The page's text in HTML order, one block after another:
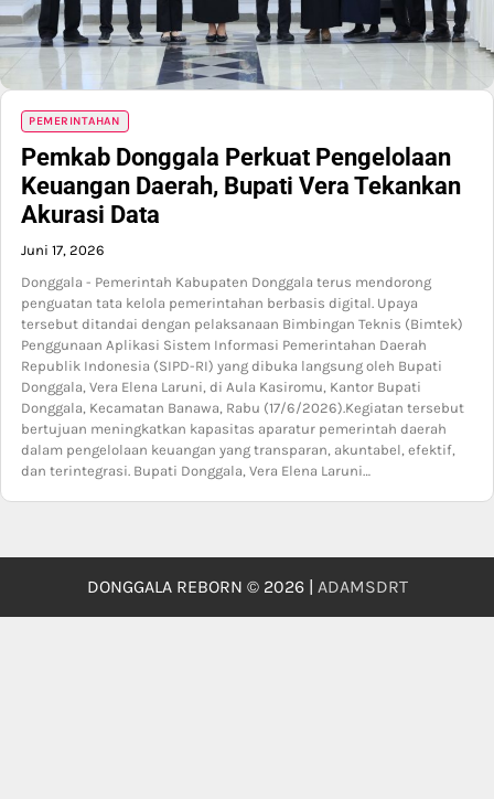
PEMERINTAHAN
Pemkab Donggala Perkuat Pengelolaan
Keuangan Daerah, Bupati Vera Tekankan
Akurasi Data
Juni 17, 2026
Donggala - Pemerintah Kabupaten Donggala terus mendorong
penguatan tata kelola pemerintahan berbasis digital. Upaya
tersebut ditandai dengan pelaksanaan Bimbingan Teknis (Bimtek)
Penggunaan Aplikasi Sistem Informasi Pemerintahan Daerah
Republik Indonesia (SIPD-RI) yang dibuka langsung oleh Bupati
Donggala, Vera Elena Laruni, di Aula Kasiromu, Kantor Bupati
Donggala, Kecamatan Banawa, Rabu (17/6/2026).Kegiatan tersebut
bertujuan meningkatkan kapasitas aparatur pemerintah daerah
dalam pengelolaan keuangan yang transparan, akuntabel, efektif,
dan terintegrasi. Bupati Donggala, Vera Elena Laruni…
DONGGALA REBORN © 2026 | ADAMSDRT